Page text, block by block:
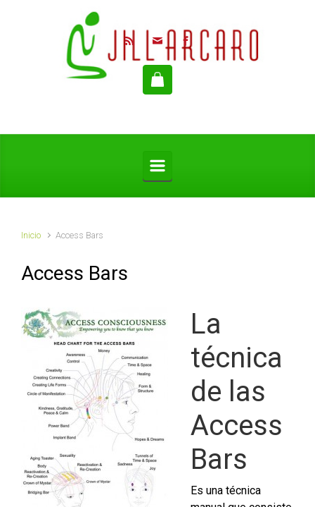
Saltar al contenido principal
Inicio Access Bars
Access Bars
La
técnica
de las
Access
Bars
Es una técnica